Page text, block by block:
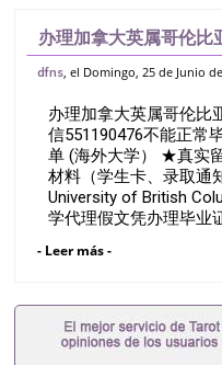
办理加拿大英属哥伦比
绩单Q/微信
留信认证（可查） ★
dfns , el Domingo, 25 de Junio
办理加拿大英属哥伦比
信551190476不能正常
单 (海外大学） ★真实
材料（学生卡、录取通
University of British
学代理假文凭办理毕业
服认证办理学历认证办
理加拿大文凭办理德国
毕业证+成绩单+留学
通知书，雅思。（全
- Leer más -